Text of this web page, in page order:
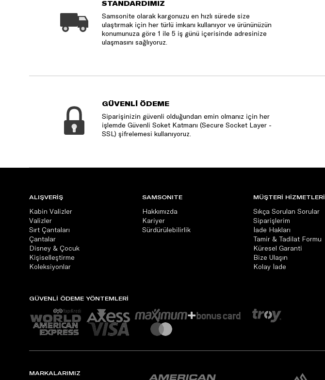
STANDARDIMIZ
Samsonite olarak kargonuzu en hızlı sürede size
ulaştırmak için her türlü imkanı kullanıyor ve ürününüzün
konumunuza göre 1 ile 5 iş günü içerisinde adresinize
ulaşmasını sağlıyoruz.
GÜVENLİ ÖDEME
Siparişinizin güvenli olduğundan emin olmanız için her
işlemde Güvenli Soket Katmanı (Secure Socket Layer -
SSL) şifrelemesi kullanıyoruz.
ALIŞVERİŞ
Kabin Valizler
Valizler
Sırt Çantaları
Çantalar
Disney & Çocuk
Kişiselleştirme
Koleksiyonlar
SAMSONITE
Hakkımızda
Kariyer
Sürdürülebilirlik
MÜŞTERİ HİZMETLERİ
Sıkça Sorulan Sorular
Siparişlerim
İade Hakları
Tamir & Tadilat Formu
Küresel Garanti
Bize Ulaşın
Kolay İade
GÜVENLİ ÖDEME YÖNTEMLERİ
MARKALARIMIZ